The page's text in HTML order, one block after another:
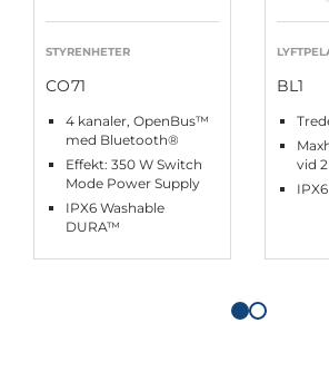
STYRENHETER
CO71
4 kanaler, OpenBus™
med Bluetooth®
Effekt: 350 W Switch
Mode Power Supply
IPX6 Washable
DURA™
BL1
vid
IPX6